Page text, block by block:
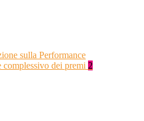
sulla Performance
complessivo dei premi 2